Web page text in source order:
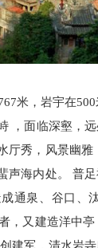
米，岩宇在
，面临深壑，
厅秀，风景幽雅
声海内处。 普
通泉、谷口、
，又建造洋中